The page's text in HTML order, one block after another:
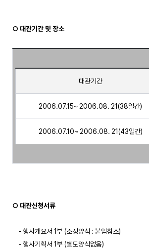
○ 대관기간 및 장소
대관기간
2006.07.15~ 2006.08. 21(38일간)
2006.07.10~ 2006.08. 21(43일간)
○ 대관신청서류
    - 행사개요서 1부 (소정양식 : 붙임참조)
    - 행사기획서 1부 (별도양식없음)